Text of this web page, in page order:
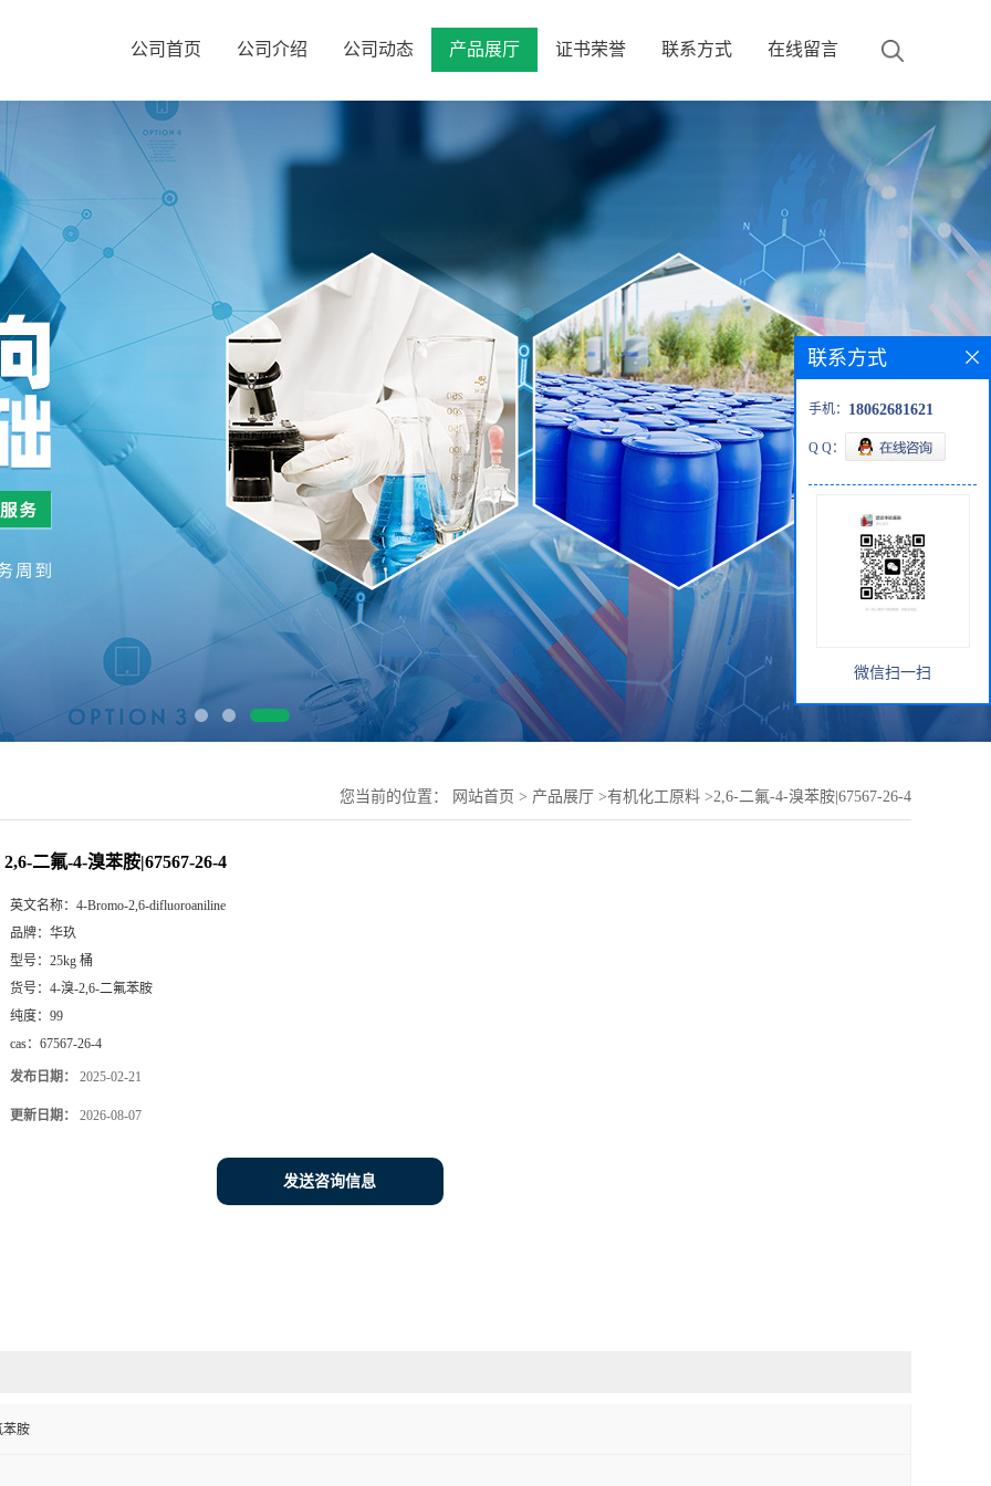
公司首页 公司介绍 公司动态 产品展厅 证书荣誉 联系方式 在线留言
您当前的位置： 网站首页 > 产品展厅 >有机化工原料 >2,6-二氟-4-溴苯胺|67567-26-4
2,6-二氟-4-溴苯胺|67567-26-4
英文名称： 4-Bromo-2,6-difluoroaniline
品牌： 华玖
型号： 25kg 桶
货号： 4-溴-2,6-二氟苯胺
纯度： 99
cas： 67567-26-4
发布日期： 2025-02-21
更新日期： 2026-08-07
发送咨询信息
苯胺
联系方式
手机： 18062681621
Q Q：
微信扫一扫